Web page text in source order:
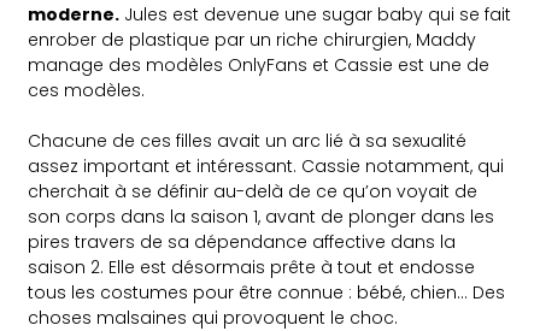
moderne. Jules est devenue une sugar baby qui se fait
enrober de plastique par un riche chirurgien, Maddy
manage des modèles OnlyFans et Cassie est une de
ces modèles.
Chacune de ces filles avait un arc lié à sa sexualité
assez important et intéressant. Cassie notamment, qui
cherchait à se définir au-delà de ce qu’on voyait de
son corps dans la saison 1, avant de plonger dans les
pires travers de sa dépendance affective dans la
saison 2. Elle est désormais prête à tout et endosse
tous les costumes pour être connue : bébé, chien… Des
choses malsaines qui provoquent le choc.